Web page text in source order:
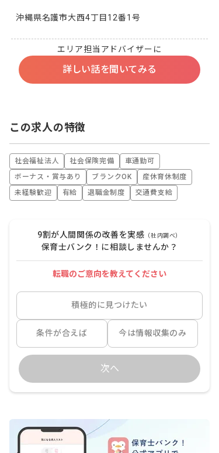
沖縄県名護市大西4丁目12番1号
エリア担当アドバイザーに
詳しい話を聞いてみる
この求人の特徴
社会福祉法人 社会保険完備
車通勤可
ボーナス・賞与あり
ブランクOK
産休育休制度
未経験歓迎
有給 退職金制度 交通費支給
9割が人間関係の改善を実感 （社内調べ）
保育士バンク！に相談しませんか？
転職のご意向を教えてください
積極的に見つけたい
条件が合えば 今は情報収集のみ
次へ